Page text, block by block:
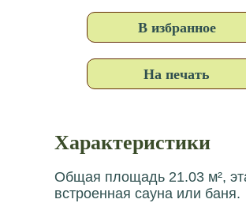
В избранное
На печать
Характеристики
Общая площадь 21.03 м²,
встроенная сауна или баня.